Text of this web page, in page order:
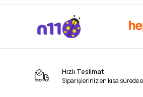
Hızlı Teslimat
Siparişleriniz en kısa sürede